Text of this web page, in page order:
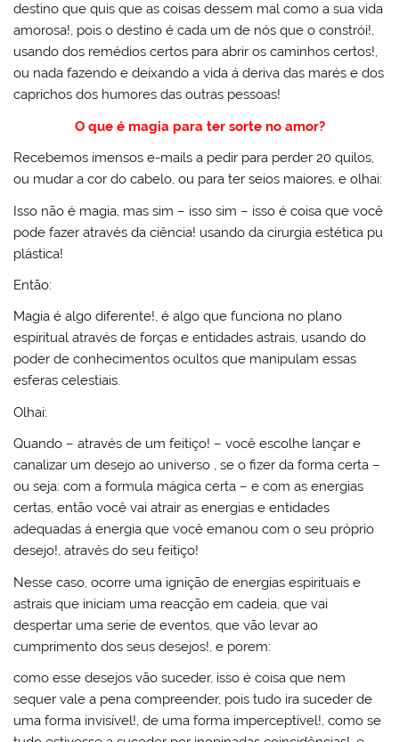
destino que quis que as coisas dessem mal como a sua vida
amorosa!, pois o destino é cada um de nós que o constrói!,
usando dos remédios certos para abrir os caminhos certos!,
ou nada fazendo e deixando a vida á deriva das marés e dos
caprichos dos humores das outras pessoas!
O que é magia para ter sorte no amor?
Recebemos imensos e-mails a pedir para perder 20 quilos,
ou mudar a cor do cabelo, ou para ter seios maiores, e olhai:
Isso não é magia, mas sim – isso sim – isso é coisa que você
pode fazer através da ciência! usando da cirurgia estética pu
plástica!
Então:
Magia é algo diferente!, é algo que funciona no plano
espiritual através de forças e entidades astrais, usando do
poder de conhecimentos ocultos que manipulam essas
esferas celestiais.
Olhai:
Quando – através de um feitiço! – você escolhe lançar e
canalizar um desejo ao universo , se o fizer da forma certa –
ou seja: com a formula mágica certa – e com as energias
certas, então você vai atrair as energias e entidades
adequadas á energia que você emanou com o seu próprio
desejo!, através do seu feitiço!
Nesse caso, ocorre uma ignição de energias espirituais e
astrais que iniciam uma reacção em cadeia, que vai
despertar uma serie de eventos, que vão levar ao
cumprimento dos seus desejos!, e porem:
como esse desejos vão suceder, isso é coisa que nem
sequer vale a pena compreender, pois tudo ira suceder de
uma forma invisível!, de uma forma imperceptível!, como se